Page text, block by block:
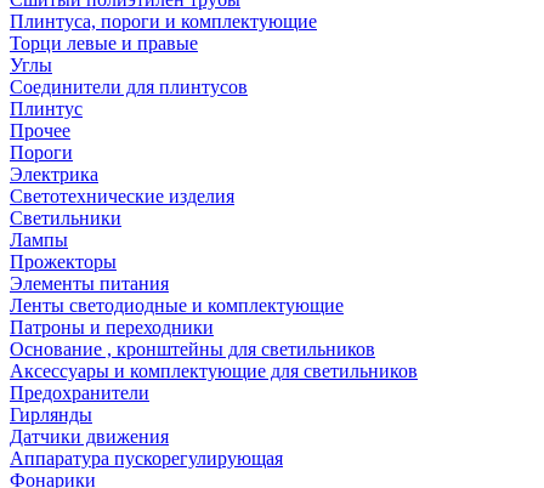
Плинтуса, пороги и комплектующие
Торци левые и правые
Углы
Соединители для плинтусов
Плинтус
Прочее
Пороги
Электрика
Светотехнические изделия
Светильники
Лампы
Прожекторы
Элементы питания
Ленты светодиодные и комплектующие
Патроны и переходники
Основание , кронштейны для светильников
Аксессуары и комплектующие для светильников
Предохранители
Гирлянды
Датчики движения
Аппаратура пускорегулирующая
Фонарики